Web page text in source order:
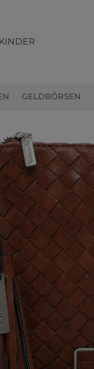
GELDBÖRSEN
KINDER